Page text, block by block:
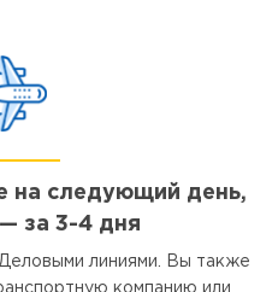
на следующий день,
за 3-4 дня
линиями. Вы также
компанию или